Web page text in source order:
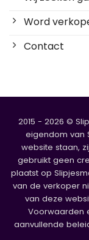
Word
Contact
2015 - 2026 ©
eigendom van
website staan,
gebruikt geen
plaatst op
van de verkoper
van deze
Voorwaarden
aanvullende